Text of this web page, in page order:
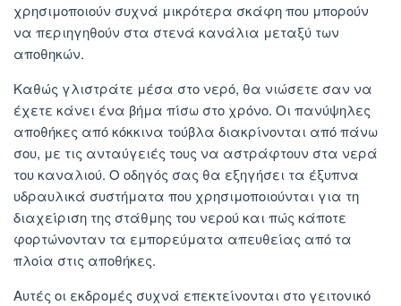
χρησιμοποιούν συχνά μικρότερα σκάφη που μπορούν
να περιηγηθούν στα στενά κανάλια μεταξύ των
αποθηκών.
Καθώς γλιστράτε μέσα στο νερό, θα νιώσετε σαν να
έχετε κάνει ένα βήμα πίσω στο χρόνο. Οι πανύψηλες
αποθήκες από κόκκινα τούβλα διακρίνονται από πάνω
σου, με τις ανταύγειές τους να αστράφτουν στα νερά
του καναλιού. Ο οδηγός σας θα εξηγήσει τα έξυπνα
υδραυλικά συστήματα που χρησιμοποιούνται για τη
διαχείριση της στάθμης του νερού και πώς κάποτε
φορτώνονταν τα εμπορεύματα απευθείας από τα
πλοία στις αποθήκες.
Αυτές οι εκδρομές συχνά επεκτείνονται στο γειτονικό